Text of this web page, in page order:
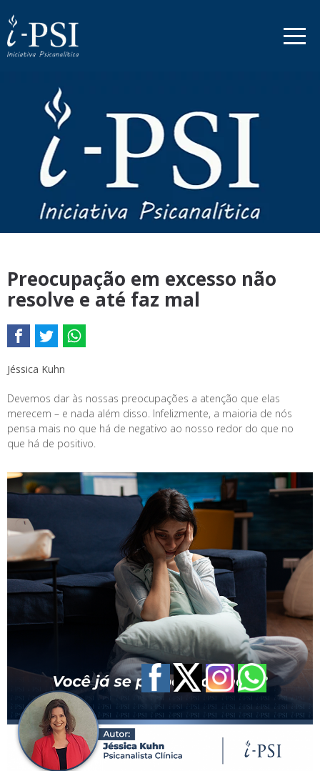
Preocupação em excesso não
resolve e até faz mal
Jéssica Kuhn
Devemos dar às nossas preocupações a atenção que elas
merecem – e nada além disso. Infelizmente, a maioria de nós
pensa mais no que há de negativo ao nosso redor do que no
que há de positivo.